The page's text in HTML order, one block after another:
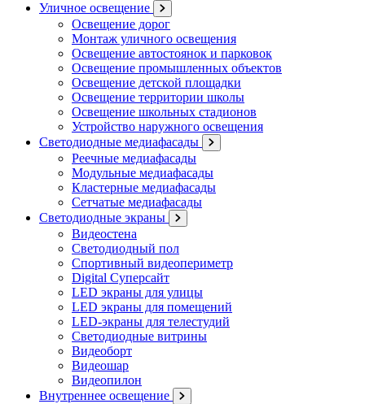
Уличное освещение
Освещение дорог
Монтаж уличного освещения
Освещение автостоянок и парковок
Освещение промышленных объектов
Освещение детской площадки
Освещение территории школы
Освещение школьных стадионов
Устройство наружного освещения
Светодиодные медиафасады
Реечные медиафасады
Модульные медиафасады
Кластерные медиафасады
Сетчатые медиафасады
Светодиодные экраны
Видеостена
Светодиодный пол
Спортивный видеопериметр
Digital Суперсайт
LED экраны для улицы
LED экраны для помещений
LED-экраны для телестудий
Светодиодные витрины
Видеоборт
Видеошар
Видеопилон
Внутреннее освещение